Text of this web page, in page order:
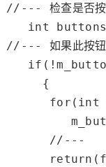
//--- 检查是否按
int
//--- 如果此按钮
if
{
for ( int
//---
return (